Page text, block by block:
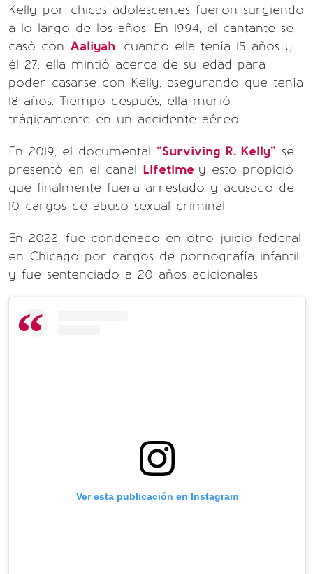
Kelly por chicas adolescentes fueron surgiendo
a lo largo de los años. En 1994, el cantante se
casó con Aaliyah, cuando ella tenía 15 años y
él 27, ella mintió acerca de su edad para
poder casarse con Kelly, asegurando que tenía
18 años. Tiempo después, ella murió
trágicamente en un accidente aéreo.
En 2019, el documental “Surviving R. Kelly” se
presentó en el canal Lifetime y esto propició
que finalmente fuera arrestado y acusado de
10 cargos de abuso sexual criminal.
En 2022, fue condenado en otro juicio federal
en Chicago por cargos de pornografía infantil
y fue sentenciado a 20 años adicionales.
Ver esta publicación en Instagram